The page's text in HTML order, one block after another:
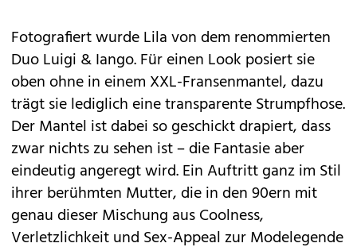
Fotografiert wurde Lila von dem renommierten
Duo Luigi & Iango. Für einen Look posiert sie
oben ohne in einem XXL-Fransenmantel, dazu
trägt sie lediglich eine transparente Strumpfhose.
Der Mantel ist dabei so geschickt drapiert, dass
zwar nichts zu sehen ist – die Fantasie aber
eindeutig angeregt wird. Ein Auftritt ganz im Stil
ihrer berühmten Mutter, die in den 90ern mit
genau dieser Mischung aus Coolness,
Verletzlichkeit und Sex-Appeal zur Modelegende